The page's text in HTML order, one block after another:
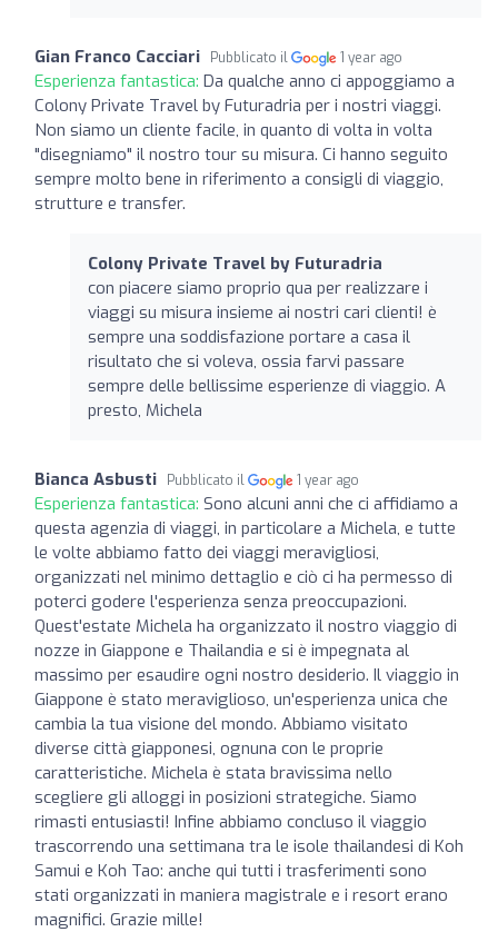
Gian Franco Cacciari Pubblicato il 1 year ago
Esperienza fantastica: Da qualche anno ci appoggiamo a
Colony Private Travel by Futuradria per i nostri viaggi.
Non siamo un cliente facile, in quanto di volta in volta
"disegniamo" il nostro tour su misura. Ci hanno seguito
sempre molto bene in riferimento a consigli di viaggio,
strutture e transfer.
Colony Private Travel by Futuradria
con piacere siamo proprio qua per realizzare i
viaggi su misura insieme ai nostri cari clienti! è
sempre una soddisfazione portare a casa il
risultato che si voleva, ossia farvi passare
sempre delle bellissime esperienze di viaggio. A
presto, Michela
Bianca Asbusti Pubblicato il 1 year ago
Esperienza fantastica: Sono alcuni anni che ci affidiamo a
questa agenzia di viaggi, in particolare a Michela, e tutte
le volte abbiamo fatto dei viaggi meravigliosi,
organizzati nel minimo dettaglio e ciò ci ha permesso di
poterci godere l'esperienza senza preoccupazioni.
Quest'estate Michela ha organizzato il nostro viaggio di
nozze in Giappone e Thailandia e si è impegnata al
massimo per esaudire ogni nostro desiderio. Il viaggio in
Giappone è stato meraviglioso, un'esperienza unica che
cambia la tua visione del mondo. Abbiamo visitato
diverse città giapponesi, ognuna con le proprie
caratteristiche. Michela è stata bravissima nello
scegliere gli alloggi in posizioni strategiche. Siamo
rimasti entusiasti! Infine abbiamo concluso il viaggio
trascorrendo una settimana tra le isole thailandesi di Koh
Samui e Koh Tao: anche qui tutti i trasferimenti sono
stati organizzati in maniera magistrale e i resort erano
magnifici. Grazie mille!